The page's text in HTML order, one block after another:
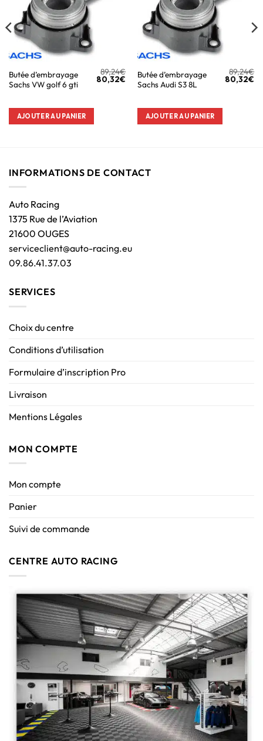
Butée d’embrayage
Sachs VW golf 6 gti
89,24€
80,32€
AJOUTER AU PANIER
Butée d’embrayage
Sachs Audi S3 8L
89,24€
80,32€
AJOUTER AU PANIER
INFORMATIONS DE CONTACT
Auto Racing
1375 Rue de l’Aviation
21600 OUGES
serviceclient@auto-racing.eu
09.86.41.37.03
SERVICES
Choix du centre
Conditions d’utilisation
Formulaire d’inscription Pro
Livraison
Mentions Légales
MON COMPTE
Mon compte
Panier
Suivi de commande
CENTRE AUTO RACING